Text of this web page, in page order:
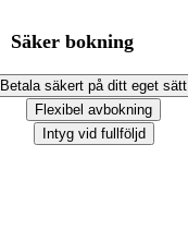
Säker bokning
Betala säkert på ditt eget sätt
Flexibel avbokning
Intyg vid fullföljd